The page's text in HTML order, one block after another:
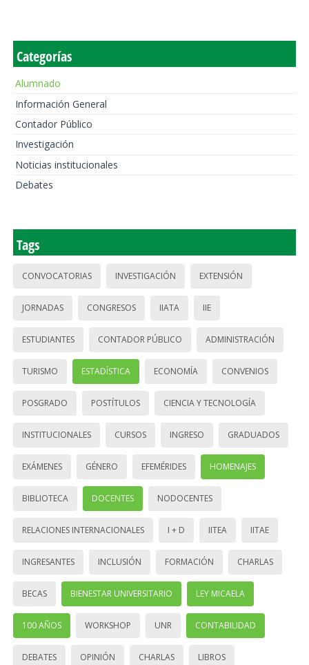
Categorías
Alumnado
Información General
Contador Público
Investigación
Noticias institucionales
Debates
Tags
CONVOCATORIAS INVESTIGACIÓN EXTENSIÓN
JORNADAS CONGRESOS IIATA IIE
ESTUDIANTES CONTADOR PÚBLICO ADMINISTRACIÓN
TURISMO ESTADÍSTICA ECONOMÍA CONVENIOS
POSGRADO POSTÍTULOS CIENCIA Y TECNOLOGÍA
INSTITUCIONALES CURSOS INGRESO GRADUADOS
EXÁMENES GÉNERO EFEMÉRIDES HOMENAJES
BIBLIOTECA DOCENTES NODOCENTES
RELACIONES INTERNACIONALES I + D IITEA IITAE
INGRESANTES INCLUSIÓN FORMACIÓN CHARLAS
BECAS BIENESTAR UNIVERSITARIO LEY MICAELA
100 AÑOS WORKSHOP UNR CONTABILIDAD
DEBATES OPINIÓN CHARLAS LIBROS